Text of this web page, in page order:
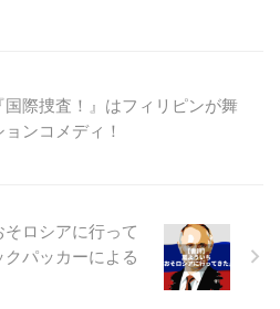
際捜査！』はフィリピンが舞
ンコメディ！
そロシアに行って
パッカーによる